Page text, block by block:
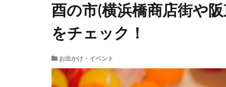
酉の市(横浜橋商店街や
をチェック！
お出かけ・イベント